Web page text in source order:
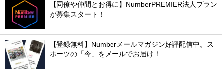
【同僚や仲間とお得に】NumberPREMIER法人プラン
が募集スタート！
【登録無料】Numberメールマガジン好評配信中。ス
ポーツの「今」をメールでお届け！